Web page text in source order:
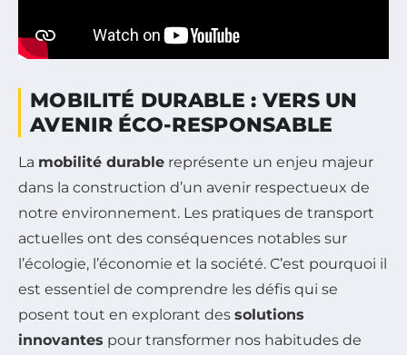
MOBILITÉ DURABLE : VERS UN
AVENIR ÉCO-RESPONSABLE
La mobilité durable représente un enjeu majeur
dans la construction d’un avenir respectueux de
notre environnement. Les pratiques de transport
actuelles ont des conséquences notables sur
l’écologie, l’économie et la société. C’est pourquoi il
est essentiel de comprendre les défis qui se
posent tout en explorant des solutions
innovantes pour transformer nos habitudes de